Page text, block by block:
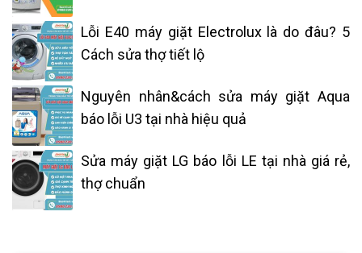
Lỗi E40 máy giặt Electrolux là do đâu? 5
Cách sửa thợ tiết lộ
Nguyên nhân&cách sửa máy giặt Aqua
báo lỗi U3 tại nhà hiệu quả
Sửa máy giặt LG báo lỗi LE tại nhà giá rẻ,
thợ chuẩn